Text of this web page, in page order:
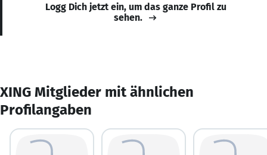
Logg Dich jetzt ein, um das ganze Profil zu
sehen.
XING Mitglieder mit ähnlichen
Profilangaben